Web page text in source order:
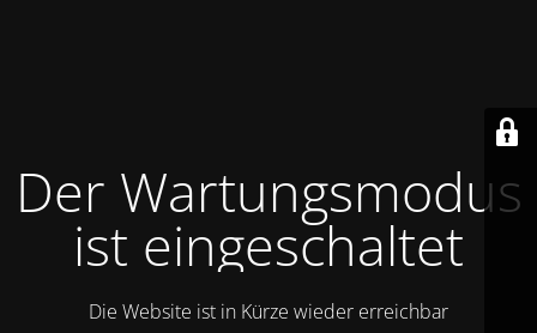
Der Wartungsmodus
ist eingeschaltet
Die Website ist in Kürze wieder erreichbar